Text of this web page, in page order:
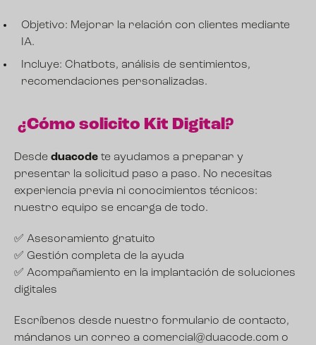
Objetivo: Mejorar la relación con clientes mediante
IA.
Incluye: Chatbots, análisis de sentimientos,
recomendaciones personalizadas.
¿Cómo solicito Kit Digital?
Desde duacode te ayudamos a preparar y
presentar la solicitud paso a paso. No necesitas
experiencia previa ni conocimientos técnicos:
nuestro equipo se encarga de todo.
✅ Asesoramiento gratuito
✅ Gestión completa de la ayuda
✅ Acompañamiento en la implantación de soluciones
digitales
Escríbenos desde nuestro formulario de contacto,
mándanos un correo a comercial@duacode.com o